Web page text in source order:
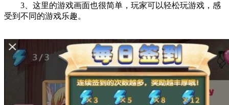
3、这里的游戏画面也很简单，玩家可以轻松玩游戏，感
受到不同的游戏乐趣。